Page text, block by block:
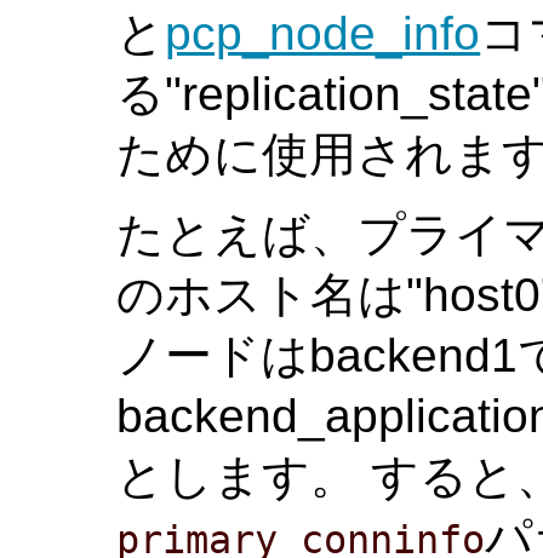
と pcp_node_info
る
ために使用されま
たとえば、プライ
のホスト名は
ノードはbackend1
とします。 すると
primary_conninfo